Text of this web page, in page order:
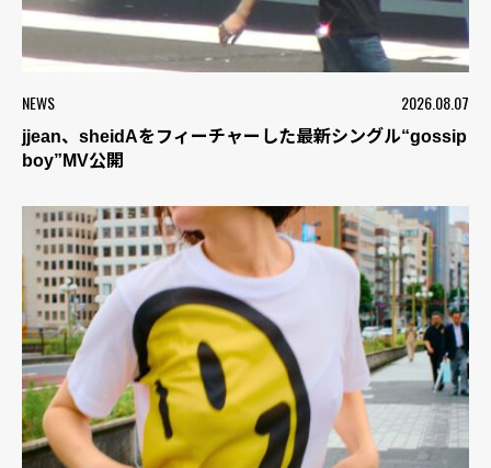
NEWS 2026.08.07
jjean、sheidAをフィーチャーした最新シングル“gossip
boy”MV公開